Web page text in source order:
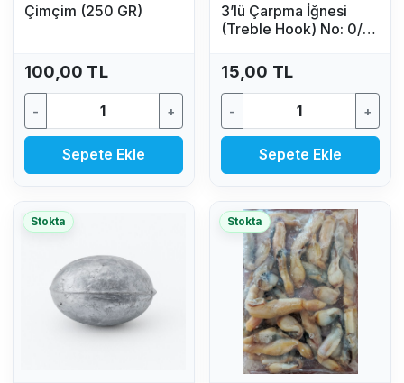
Çimçim (250 GR)
100,00 TL
- +
Sepete Ekle
3’lü Çarpma İğnesi
(Treble Hook) No: 0/4
15,00 TL
- +
Sepete Ekle
Stokta Stokta